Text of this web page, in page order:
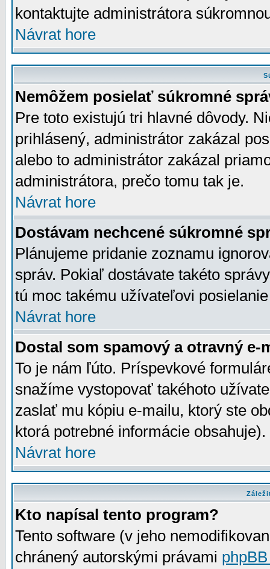
kontaktujte administrátora
Návrat hore
Nemôžem posielať súkromné
Pre toto existujú tri hlavné dôvody.
prihlásený, administrátor zakázal
alebo to administrátor zakázal
administrátora, prečo tomu tak je.
Návrat hore
Dostávam nechcené súkromné
Plánujeme pridanie zoznamu
správ. Pokiaľ dostávate takéto
tú moc takému užívateľovi
Návrat hore
Dostal som spamový a otravný e-
To je nám ľúto. Príspevkové
snažíme vystopovať takéhoto
zaslať mu kópiu e-mailu, ktorý ste
ktorá potrebné informácie
Návrat hore
Kto napísal tento program?
Tento software (v jeho
chránený autorskými právami